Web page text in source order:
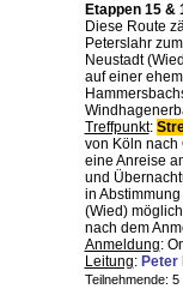
Etappen 15 &
Diese Route
Peterslahr
Neustadt
auf einer
Treffpunkt:
von Köln nach
eine Anreise
und
in
(Wied)
nach dem
Anmeldung:
Leitung: Peter
Teilnehmende: